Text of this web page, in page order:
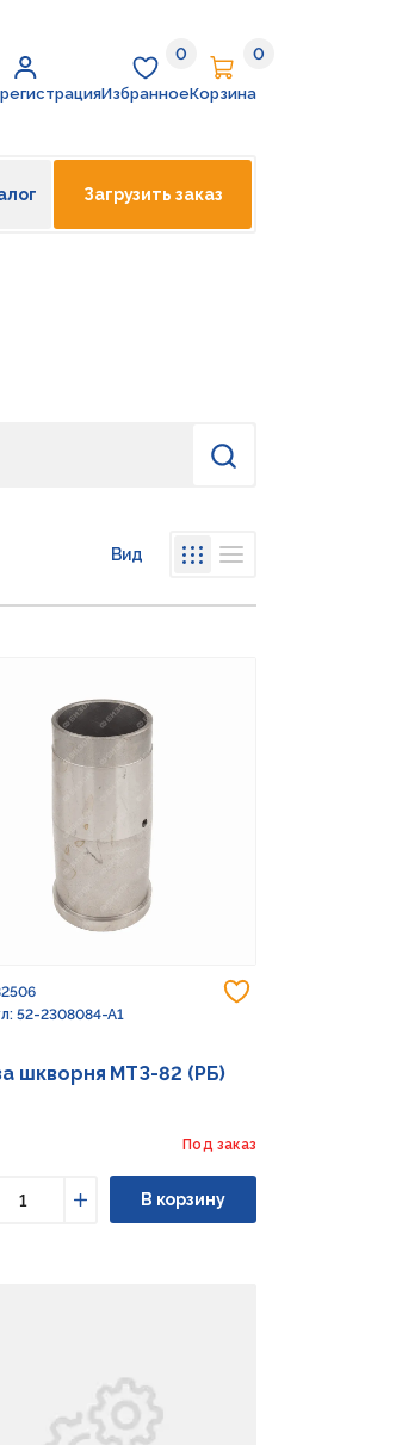
Избранное
0
Избранное
Корзина
0
Корзина
Загрузить заказ
Найти
Вид
избранное
52-2308084-А1
шкворня МТЗ-82 (РБ)
Под заказ
Увеличить
В корзину